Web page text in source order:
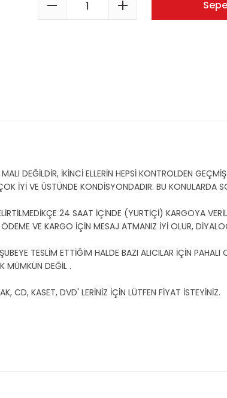
DEĞİLDİR, İKİNCİ ELLERİN HEPSİ KONTROLDEN
İYİ VE ÜSTÜNDE KONDİSYONDADIR. BU KONULARDA
24 SAAT İÇİNDE (YURTİÇİ) KARGOYA
ÖDEME VE KARGO İÇİN MESAJ ATMANIZ İYİ OLUR,
TESLİM ETTİĞİM HALDE BAZI ALICILAR İÇİN
MÜMKÜN DEĞİL .
CD, KASET, DVD' LERİNİZ İÇİN LÜTFEN FİYAT İSTEYİNİZ.